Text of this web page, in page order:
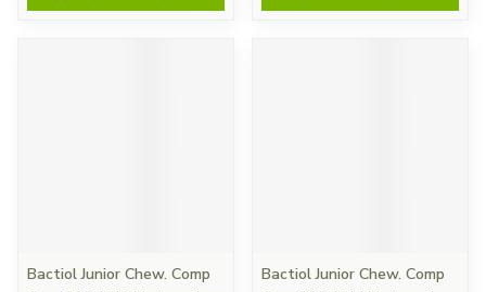
Bactiol Junior Chew. Comp
Bactiol Junior Chew. Comp